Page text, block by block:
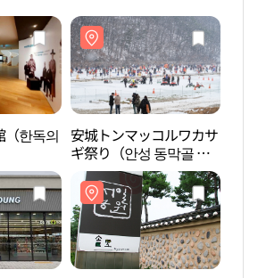
（한독의
安城トンマッコルワカサ
ギ祭り（안성 동막골 빙
어축제）